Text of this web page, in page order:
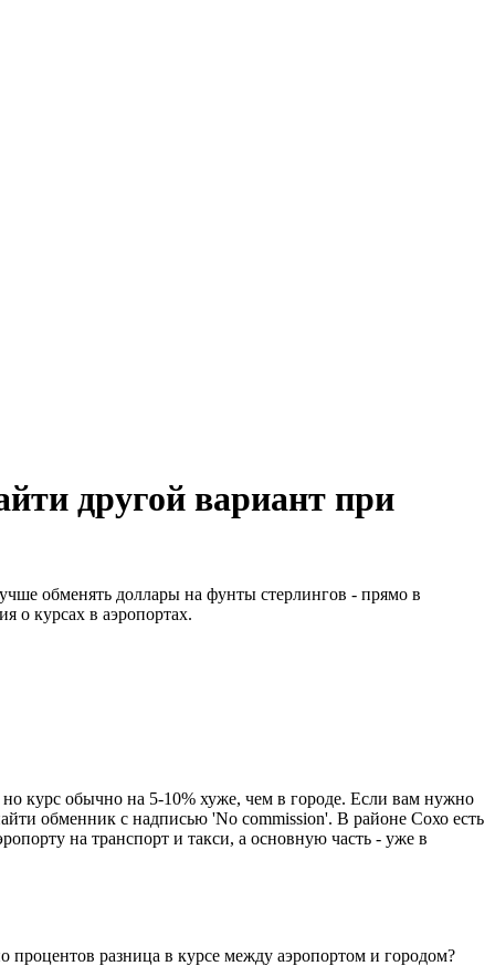
другой вариант при
обменять доллары на фунты стерлингов - прямо в
о курсах в аэропортах.
курс обычно на 5-10% хуже, чем в городе. Если вам нужно
обменник с надписью 'No commission'. В районе Сохо есть
на транспорт и такси, а основную часть - уже в
разница в курсе между аэропортом и городом?